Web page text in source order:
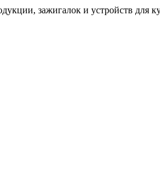
зажигалок и устройств для